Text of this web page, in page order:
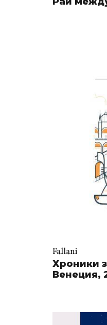
Fallani
Хроники
Венеция,